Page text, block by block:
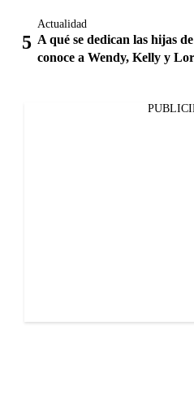
Actualidad
A qué se dedican las hijas
conoce a Wendy, Kelly y